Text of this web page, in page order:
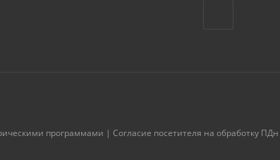
программами | Согласие посетителя на обработку ПДн